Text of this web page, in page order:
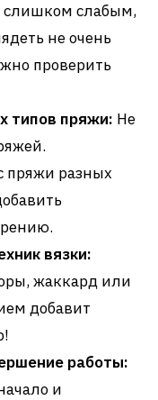
слишком слабым,
не очень
проверить
типов пряжи: Не
пряжи разных
вязки:
жаккард или
добавит
работы:
и